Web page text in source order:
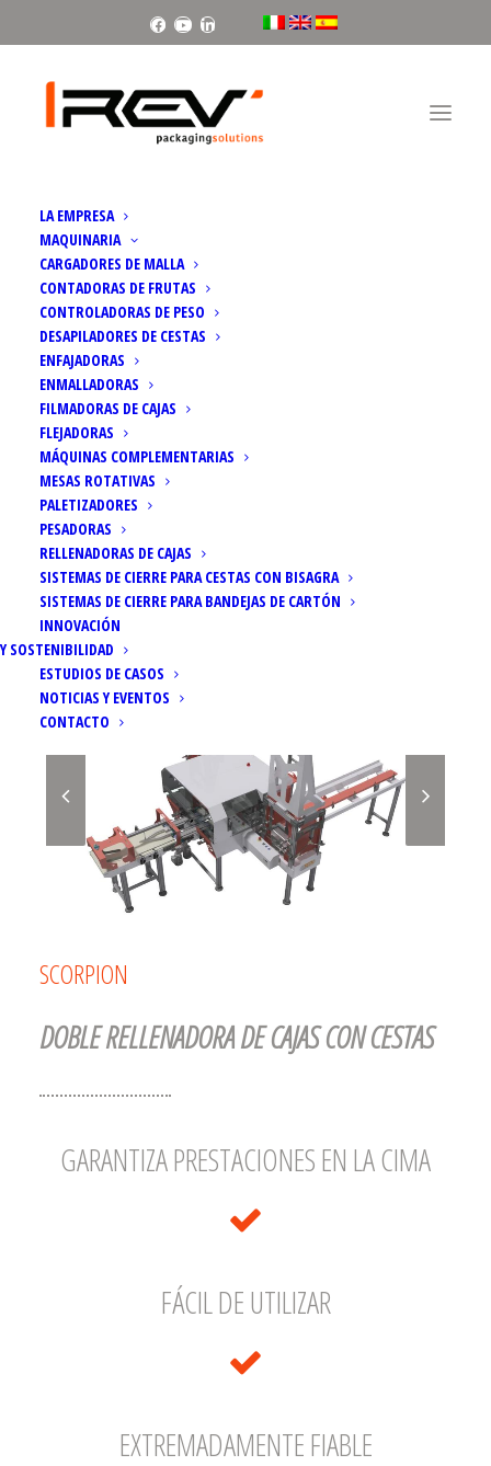
Facebook
YoutubeLinkedin
LA EMPRESA
MAQUINARIA
CARGADORES DE MALLA
CONTADORAS DE FRUTAS
CONTROLADORAS DE PESO
DESAPILADORES DE CESTAS
ENFAJADORAS
ENMALLADORAS
FILMADORAS DE CAJAS
FLEJADORAS
MÁQUINAS COMPLEMENTARIAS
MESAS ROTATIVAS
PALETIZADORES
PESADORAS
RELLENADORAS DE CAJAS
SISTEMAS DE CIERRE PARA CESTAS CON BISAGRA
SISTEMAS DE CIERRE PARA BANDEJAS DE CARTÓN
INNOVACIÓN
Y SOSTENIBILIDAD
ESTUDIOS DE CASOS
NOTICIAS Y EVENTOS
CONTACTO
Inicio
SCORPION
DOBLE RELLENADORA DE CAJAS CON CESTAS
GARANTIZA PRESTACIONES EN LA CIMA
FÁCIL DE UTILIZAR
EXTREMADAMENTE FIABLE